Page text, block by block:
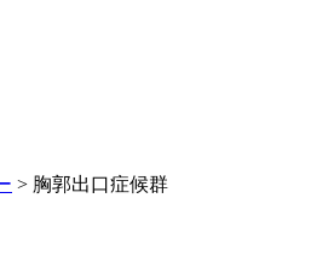
> 胸郭出口症候群